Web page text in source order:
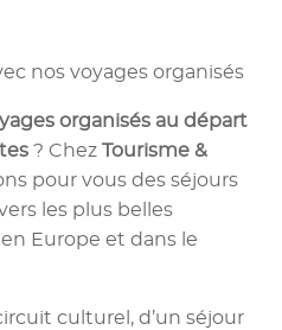
nos voyages organisés
organisés au départ
? Chez Tourisme &
pour vous des séjours
les plus belles
Europe et dans le
culturel, d’un séjour